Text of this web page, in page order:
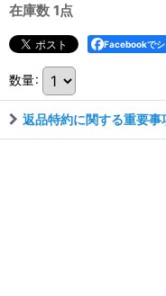
在庫数 1点
Facebookでシ
数量:
返品特約に関する重要事